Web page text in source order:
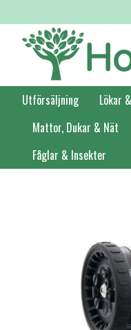
Utförsäljning Lökar
Mattor, Dukar & Nät
Fåglar & Insekter
Förstasidan Bevattning